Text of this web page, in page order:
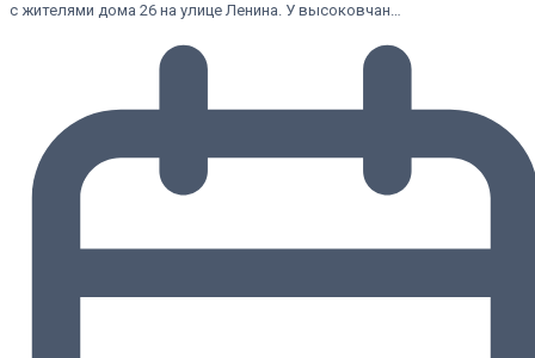
с жителями дома 26 на улице Ленина. У высоковчан…